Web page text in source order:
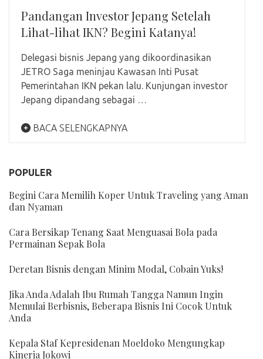
Pandangan Investor Jepang Setelah
Lihat-lihat IKN? Begini Katanya!
Delegasi bisnis Jepang yang dikoordinasikan
JETRO Saga meninjau Kawasan Inti Pusat
Pemerintahan IKN pekan lalu. Kunjungan investor
Jepang dipandang sebagai …
BACA SELENGKAPNYA
POPULER
Begini Cara Memilih Koper Untuk Traveling yang Aman
dan Nyaman
Cara Bersikap Tenang Saat Menguasai Bola pada
Permainan Sepak Bola
Deretan Bisnis dengan Minim Modal, Cobain Yuks!
Jika Anda Adalah Ibu Rumah Tangga Namun Ingin
Memulai Berbisnis, Beberapa Bisnis Ini Cocok Untuk
Anda
Kepala Staf Kepresidenan Moeldoko Mengungkap
Kinerja Jokowi